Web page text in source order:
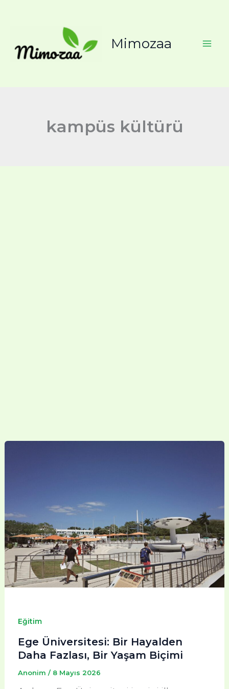
Mimozaa
kampüs kültürü
Eğitim
Ege Üniversitesi: Bir Hayalden
Daha Fazlası, Bir Yaşam Biçimi
Anonim / 8 Mayıs 2026